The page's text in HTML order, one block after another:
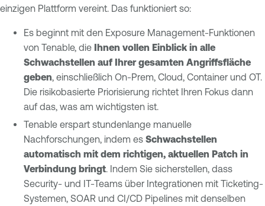
einzigen Plattform vereint. Das funktioniert so:
Es beginnt mit den Exposure Management-Funktionen
von Tenable, die Ihnen vollen Einblick in alle
Schwachstellen auf Ihrer gesamten Angriffsfläche
geben, einschließlich On-Prem, Cloud, Container und OT.
Die risikobasierte Priorisierung richtet Ihren Fokus dann
auf das, was am wichtigsten ist.
Tenable erspart stundenlange manuelle
Nachforschungen, indem es Schwachstellen
automatisch mit dem richtigen, aktuellen Patch in
Verbindung bringt. Indem Sie sicherstellen, dass
Security- und IT-Teams über Integrationen mit Ticketing-
Systemen, SOAR und CI/CD Pipelines mit denselben